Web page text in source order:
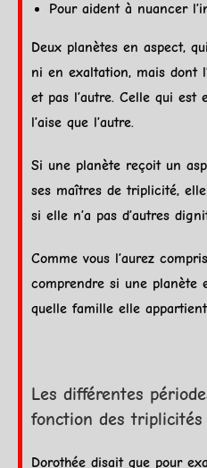
Pour aident à nuancer l’
Deux planètes en aspect,
ni en exaltation, mais dont
et pas l’autre. Celle qui est
l’aise que l’autre.
Si une planète reçoit un
ses maîtres de triplicité,
si elle n’a pas d’autres
Comme vous l’aurez
comprendre si une planète
quelle famille elle
Les différentes
fonction des triplicités
Dorothée disait que pour